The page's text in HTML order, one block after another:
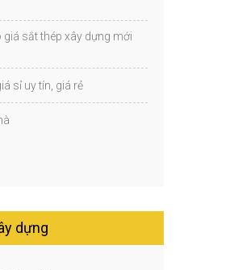
giá sắt thép xây dựng mới
sỉ uy tín, giá rẻ
dựng